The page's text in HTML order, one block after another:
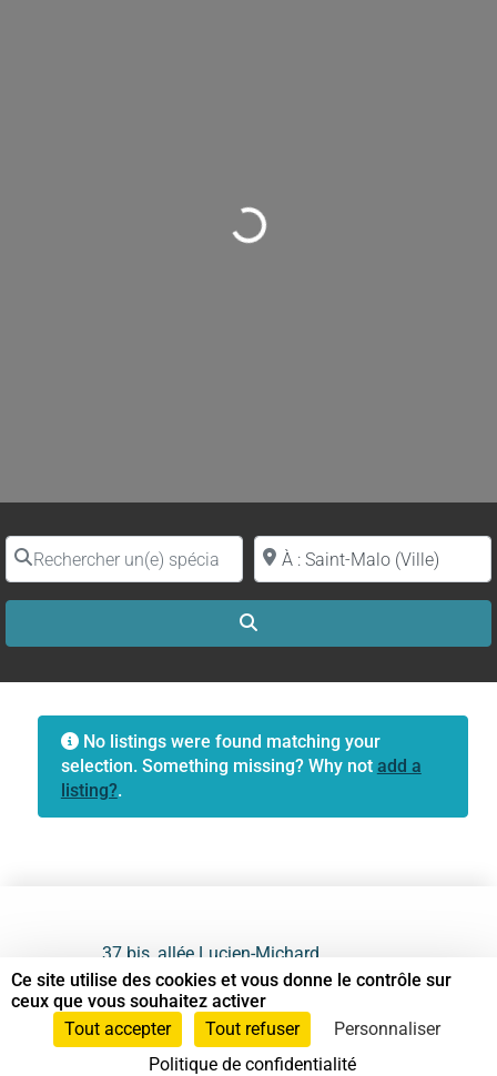
Loading...
Rechercher un(e) spécialiste par nomProche de (ville ou région)
No listings were found matching your
selection. Something missing? Why not add a
listing?.
37 bis, allée Lucien-Michard
93190 Livry-Gargan
06 61 87 28 09
Ce site utilise des cookies et vous donne le contrôle sur
ceux que vous souhaitez activer
Tout accepter
Tout refuser
Personnaliser
Politique de confidentialité